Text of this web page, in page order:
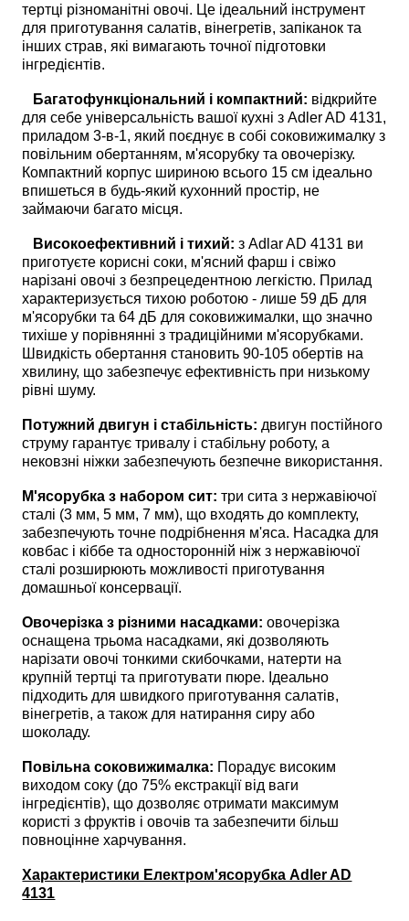
тертці різноманітні овочі. Це ідеальний інструмент
для приготування салатів, вінегретів, запіканок та
інших страв, які вимагають точної підготовки
інгредієнтів.
Багатофункціональний і компактний: відкрийте
для себе універсальність вашої кухні з Adler AD 4131,
приладом 3-в-1, який поєднує в собі соковижималку з
повільним обертанням, м'ясорубку та овочерізку.
Компактний корпус шириною всього 15 см ідеально
впишеться в будь-який кухонний простір, не
займаючи багато місця.
Високоефективний і тихий: з Adlar AD 4131 ви
приготуєте корисні соки, м'ясний фарш і свіжо
нарізані овочі з безпрецедентною легкістю. Прилад
характеризується тихою роботою - лише 59 дБ для
м'ясорубки та 64 дБ для соковижималки, що значно
тихіше у порівнянні з традиційними м'ясорубками.
Швидкість обертання становить 90-105 обертів на
хвилину, що забезпечує ефективність при низькому
рівні шуму.
Потужний двигун і стабільність: двигун постійного
струму гарантує тривалу і стабільну роботу, а
нековзні ніжки забезпечують безпечне використання.
М'ясорубка з набором сит: три сита з нержавіючої
сталі (3 мм, 5 мм, 7 мм), що входять до комплекту,
забезпечують точне подрібнення м'яса. Насадка для
ковбас і кіббе та односторонній ніж з нержавіючої
сталі розширюють можливості приготування
домашньої консервації.
Овочерізка з різними насадками: овочерізка
оснащена трьома насадками, які дозволяють
нарізати овочі тонкими скибочками, натерти на
крупній тертці та приготувати пюре. Ідеально
підходить для швидкого приготування салатів,
вінегретів, а також для натирання сиру або
шоколаду.
Повільна соковижималка: Порадує високим
виходом соку (до 75% екстракції від ваги
інгредієнтів), що дозволяє отримати максимум
користі з фруктів і овочів та забезпечити більш
повноцінне харчування.
Характеристики Електром'ясорубка Adler AD
4131